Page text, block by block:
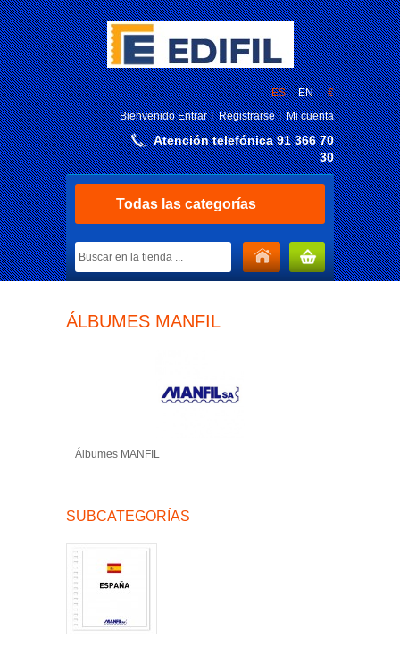
€
ES
EN
BienvenidoEntrar Registrarse Mi cuenta
Atención telefónica 91 366 70
30
Todas las categorías
MI CARRITO
ÁLBUMES MANFIL
Álbumes MANFIL
SUBCATEGORÍAS